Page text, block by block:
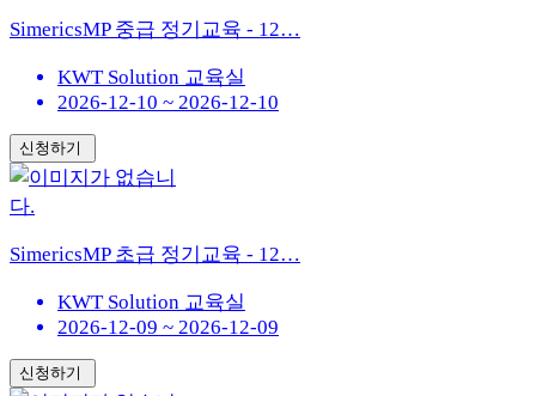
SimericsMP 중급 정기교육 - 12…
KWT Solution 교육실
2026-12-10 ~ 2026-12-10
신청하기
SimericsMP 초급 정기교육 - 12…
KWT Solution 교육실
2026-12-09 ~ 2026-12-09
신청하기